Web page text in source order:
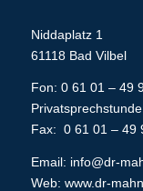
Niddaplatz 1
61118 Bad Vilbel
Fon: 0 61 01 – 49
Fax: 0 61 01 – 49
Email: info@dr-
Web: www.dr-